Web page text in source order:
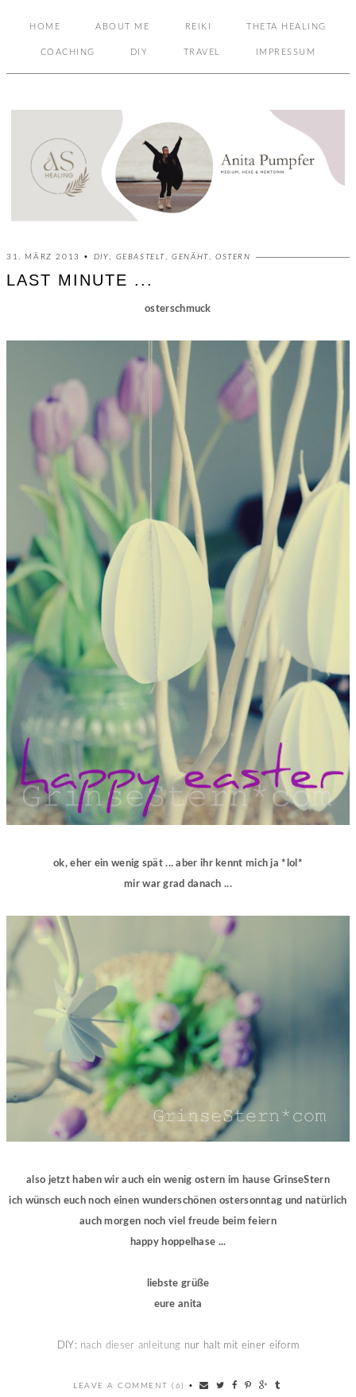
HOME ABOUT ME REIKI THETA HEALING
COACHING DIY TRAVEL IMPRESSUM
31. MÄRZ 2013 • DIY GEBASTELT ,GENÄHT ,OSTERN
LAST MINUTE ...
osterschmuck
ok, eher ein wenig spät ... aber ihr kennt mich ja *lol*
mir war grad danach ...
also jetzt haben wir auch ein wenig ostern im hause GrinseStern
ich wünsch euch noch einen wunderschönen ostersonntag und natürlich
auch morgen noch viel freude beim feiern
happy hoppelhase ...
liebste grüße
eure anita
DIY: nach dieser anleitung nur halt mit einer eiform
LEAVE A COMMENT (6) •